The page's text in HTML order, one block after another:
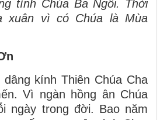
tình Chúa Ba Ngôi. Thời
xuân vì có Chúa là Mùa
kính Thiên Chúa Cha
Vì ngàn hồng ân Chúa
ngày trong đời. Bao năm